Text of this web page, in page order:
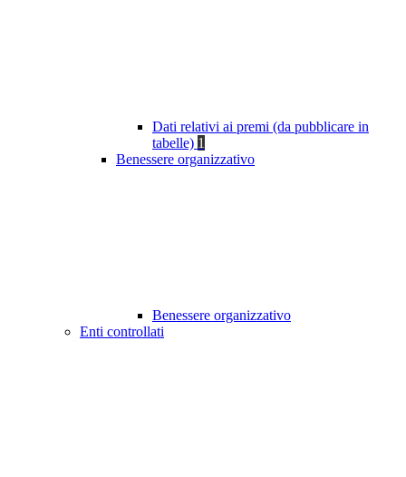
Dati relativi ai premi (da pubblicare in
tabelle) 1
Benessere organizzativo
Benessere organizzativo
Enti controllati